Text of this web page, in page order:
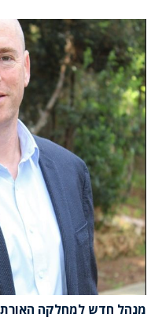
מנהל חדש למחלקה